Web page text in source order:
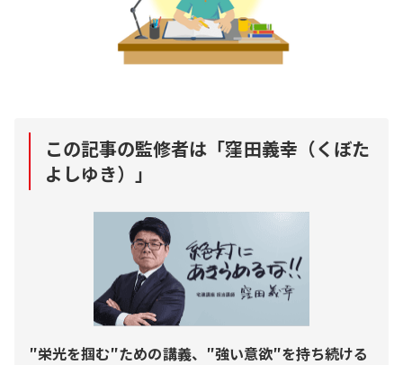
この記事の監修者は「窪田義幸（くぼた
よしゆき） 」
″栄光を掴む″ための講義、″強い意欲″を持ち続ける